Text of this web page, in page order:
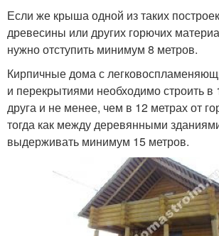
Если же крыша одной из таких
древесины или других горючих
нужно отступить минимум 8 метров.
Кирпичные дома с
и перекрытиями необходимо строить в
друга и не менее, чем в 12 метрах от
тогда как между деревянными
выдерживать минимум 15 метров.